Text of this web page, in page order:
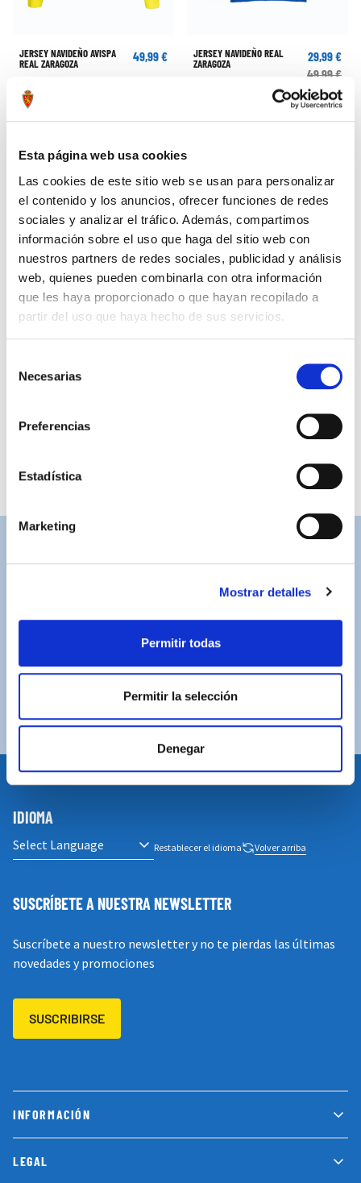
Esta página web usa cookies
Las cookies de este sitio web se usan para personalizar
el contenido y los anuncios, ofrecer funciones de redes
sociales y analizar el tráfico. Además, compartimos
información sobre el uso que haga del sitio web con
nuestros partners de redes sociales, publicidad y análisis
web, quienes pueden combinarla con otra información
que les haya proporcionado o que hayan recopilado a
partir del uso que haya hecho de sus servicios.
Necesarias
Preferencias
Estadística
Marketing
Mostrar detalles
Permitir todas
Permitir la selección
Denegar
JERSEY NAVIDEÑO AVISPA
REAL ZARAGOZA
49,99 €
JERSEY NAVIDEÑO REAL
ZARAGOZA
29,99 €
49,99 €
Por compras superiores a 100€ (España peninsular)
COMPRAS SEGURAS
Plataforma de pago segura a través de tarjeta o
INFORMACIÓN
LEGAL
IDIOMA
Restablecer el idioma Volver arriba
SUSCRÍBETE A NUESTRA NEWSLETTER
Suscríbete a nuestro newsletter y no te pierdas las últimas
novedades y promociones
SUSCRIBIRSE